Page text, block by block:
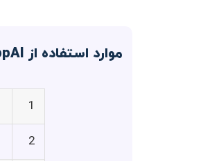
موارد استفاده از AppAI
1
2